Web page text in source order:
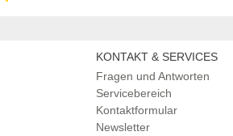
KONTAKT & SERVICES
Fragen und Antworten
Servicebereich
Kontaktformular
Newsletter